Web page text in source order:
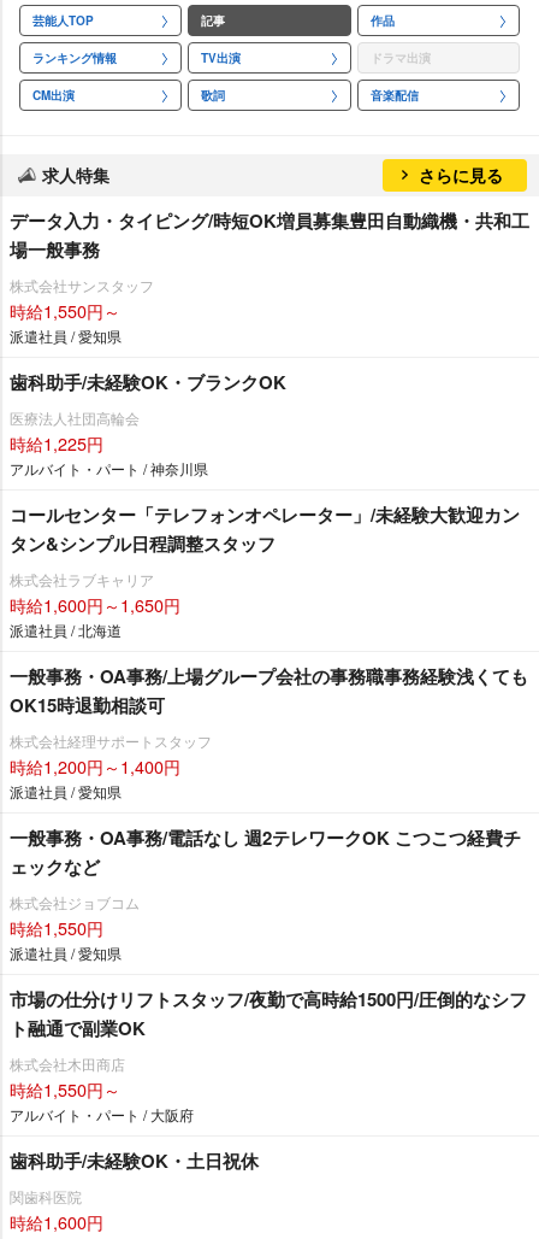
芸能人TOP 記事 作品
ランキング情報 TV出演 ドラマ出演
CM出演 歌詞 音楽配信
求人特集 さらに見る
データ入力・タイピング/時短OK増員募集豊田自動織機・共和工
場一般事務
株式会社サンスタッフ
時給1,550円～
派遣社員 / 愛知県
歯科助手/未経験OK・ブランクOK
医療法人社団高輪会
時給1,225円
アルバイト・パート / 神奈川県
コールセンター「テレフォンオペレーター」/未経験大歓迎カン
タン&シンプル日程調整スタッフ
株式会社ラブキャリア
時給1,600円～1,650円
派遣社員 / 北海道
一般事務・OA事務/上場グループ会社の事務職事務経験浅くても
OK15時退勤相談可
株式会社経理サポートスタッフ
時給1,200円～1,400円
派遣社員 / 愛知県
一般事務・OA事務/電話なし 週2テレワークOK こつこつ経費チ
ェックなど
株式会社ジョブコム
時給1,550円
派遣社員 / 愛知県
市場の仕分けリフトスタッフ/夜勤で高時給1500円/圧倒的なシフ
ト融通で副業OK
株式会社木田商店
時給1,550円～
アルバイト・パート / 大阪府
歯科助手/未経験OK・土日祝休
関歯科医院
時給1,600円